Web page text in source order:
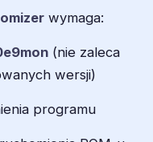
wymaga:
(nie zaleca
wersji)
programu